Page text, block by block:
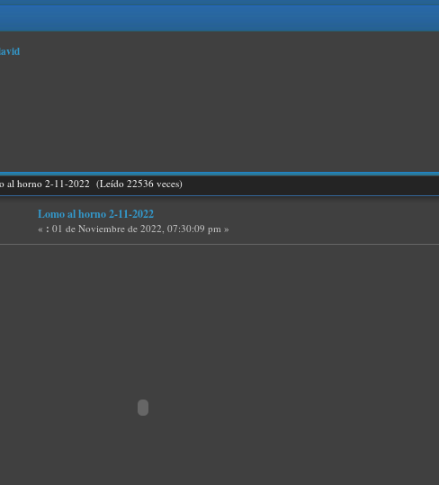
al horno 2-11-2022 (Leído 22536 veces)
Lomo al horno 2-11-2022
« : 01 de Noviembre de 2022, 07:30:09 pm »